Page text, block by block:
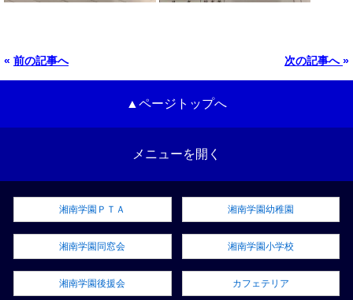
« 前の記事へ 次の記事へ »
▲ページトップへ
メニューを開く
湘南学園ＰＴＡ
湘南学園同窓会
湘南学園後援会
湘南学園幼稚園
湘南学園小学校
カフェテリア